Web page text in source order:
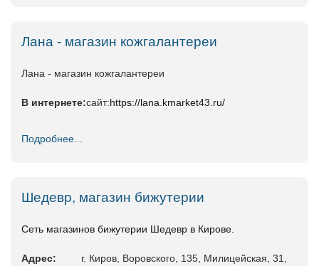
Лана - магазин кожгалантереи
Лана - магазин кожгалантереи
В интернете:сайт:https://lana.kmarket43.ru/
Подробнее...
Шедевр, магазин бижутерии
Сеть магазинов бижутерии Шедевр в Кирове.
Адрес:
г. Киров, Воровского, 135, Милицейская, 31,